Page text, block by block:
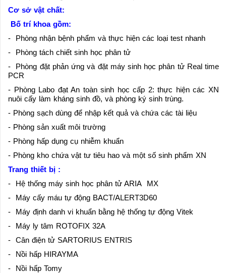
Cơ sở vật chất:
Bố trí khoa gồm:
- Phòng nhận bệnh phẩm và thực hiện các loại test nhanh
- Phòng tách chiết sinh học phân tử
- Phòng đặt phản ứng và đặt máy sinh học phân tử Real time
PCR
- Phòng Labo đạt An toàn sinh học cấp 2: thực hiện các XN
nuôi cấy làm kháng sinh đồ, và phòng ký sinh trùng.
- Phòng sạch dùng để nhập kết quả và chứa các tài liệu
- Phòng sản xuất môi trường
- Phòng hấp dụng cụ nhiễm khuẩn
- Phòng kho chứa vật tư tiêu hao và một số sinh phẩm XN
Trang thiết bị :
- Hệ thống máy sinh học phân tử ARIA MX
- Máy cấy máu tự động BACT/ALERT3D60
- Máy định danh vi khuẩn bằng hệ thống tự động Vitek
- Máy ly tâm ROTOFIX 32A
- Cân điện tử SARTORIUS ENTRIS
- Nồi hấp HIRAYMA
- Nồi hấp Tomy